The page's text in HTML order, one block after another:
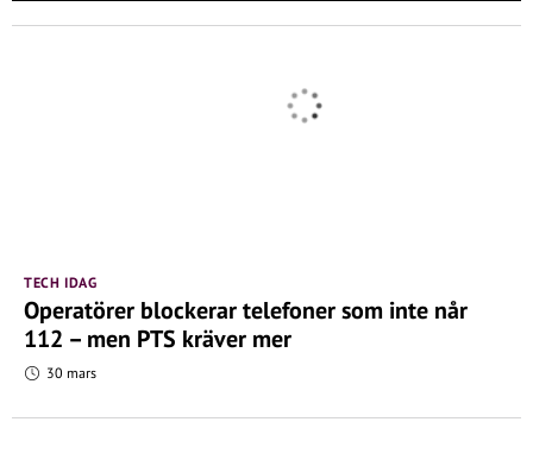
TECH IDAG
Operatörer blockerar telefoner som inte når
112 – men PTS kräver mer
30 mars